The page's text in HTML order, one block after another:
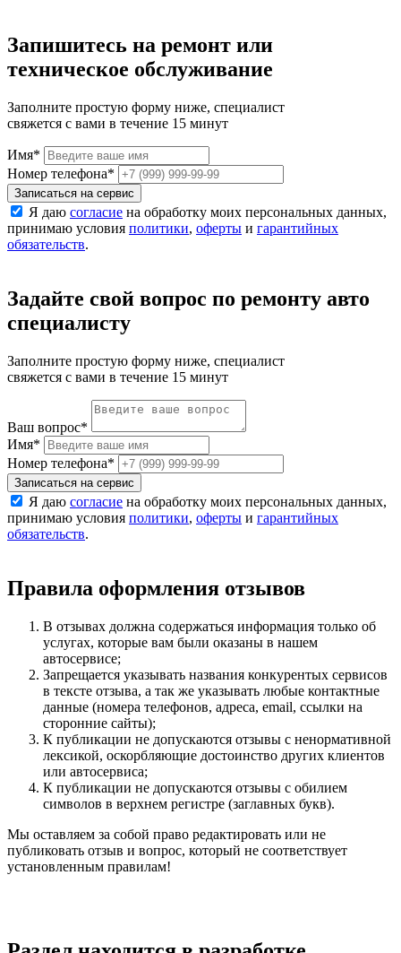
Запишитесь на ремонт или
техническое обслуживание
Заполните простую форму ниже, специалист
свяжется с вами в течение 15 минут
Имя*
Номер телефона*
Записаться на сервис
Я даю согласие на обработку моих персональных данных,
принимаю условия политики, оферты и гарантийных
обязательств.
Задайте свой вопрос по ремонту авто
специалисту
Заполните простую форму ниже, специалист
свяжется с вами в течение 15 минут
Ваш вопрос*
Имя*
Номер телефона*
Записаться на сервис
Я даю согласие на обработку моих персональных данных,
принимаю условия политики, оферты и гарантийных
обязательств.
Правила оформления отзывов
В отзывах должна содержаться информация только об
услугах, которые вам были оказаны в нашем
автосервисе;
Запрещается указывать названия конкурентых сервисов
в тексте отзыва, а так же указывать любые контактные
данные (номера телефонов, адреса, email, ссылки на
сторонние сайты);
К публикации не допускаются отзывы с ненормативной
лексикой, оскорбляющие достоинство других клиентов
или автосервиса;
К публикации не допускаются отзывы с обилием
символов в верхнем регистре (заглавных букв).
Мы оставляем за собой право редактировать или не
публиковать отзыв и вопрос, который не соответствует
установленным правилам!